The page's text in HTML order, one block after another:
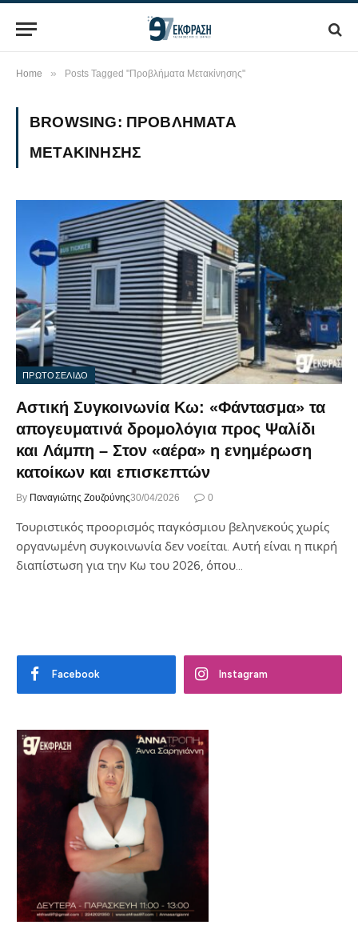
Home » Posts Tagged "Προβλήματα Μετακίνησης"
BROWSING: ΠΡΟΒΛΉΜΑΤΑ
ΜΕΤΑΚΊΝΗΣΗΣ
ΠΡΩΤΟΣΕΛΙΔΟ
Αστική Συγκοινωνία Κω: «Φάντασμα» τα
απογευματινά δρομολόγια προς Ψαλίδι
και Λάμπη – Στον «αέρα» η ενημέρωση
κατοίκων και επισκεπτών
By Παναγιώτης Ζουζούνης30/04/2026 0
Τουριστικός προορισμός παγκόσμιου βεληνεκούς χωρίς
οργανωμένη συγκοινωνία δεν νοείται. Αυτή είναι η πικρή
διαπίστωση για την Κω του 2026, όπου…
Facebook Instagram